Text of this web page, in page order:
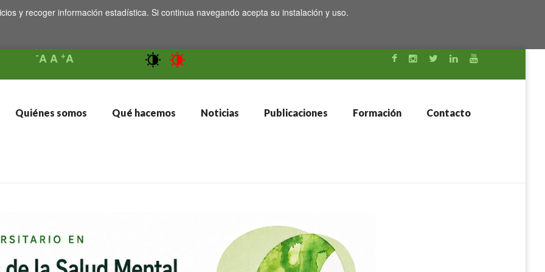
y recoger información estadística. Si continua navegando acepta su instalación y uso.
-AA +A
Quiénes somos Qué hacemos Noticias Publicaciones Formación Contacto